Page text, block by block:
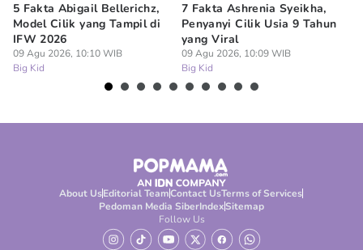
5 Fakta Abigail Bellerichz,
Model Cilik yang Tampil di
IFW 2026
09 Agu 2026, 10:10 WIB
Big Kid
7 Fakta Ashrenia Syeikha,
Penyanyi Cilik Usia 9 Tahun
yang Viral
09 Agu 2026, 10:09 WIB
Big Kid
About UsEditorial TeamContact UsTerms of Services
Pedoman Media SiberIndexSitemap
Follow Us